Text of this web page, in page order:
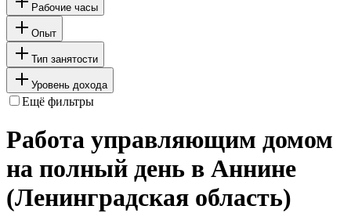
Рабочие часы
Опыт
Тип занятости
Уровень дохода
Ещё фильтры
Работа управляющим домом
на полный день в Аннине
(Ленинградская область)